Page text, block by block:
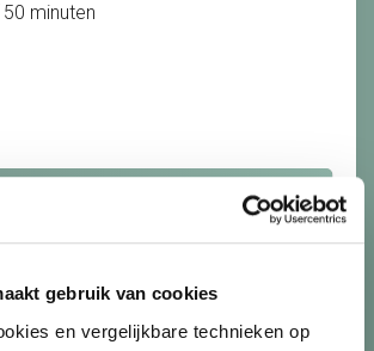
gebruik van cookies
en vergelijkbare technieken op
minuten